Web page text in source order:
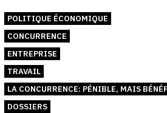
POLITIQUE ÉCONOMIQUE
CONCURRENCE
ENTREPRISE
TRAVAIL
LA CONCURRENCE: PÉNIBLE, MAIS
DOSSIERS